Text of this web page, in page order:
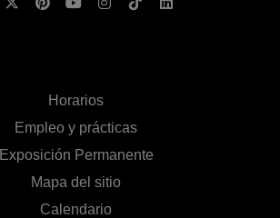
Horarios
Empleo y prácticas
Exposición Permanente
Mapa del sitio
Calendario